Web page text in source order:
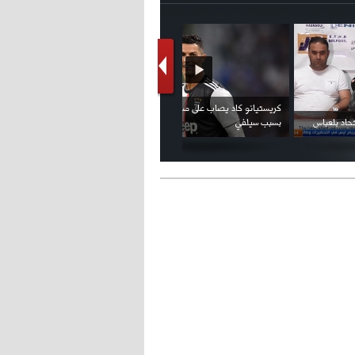
فيديو الإعلان الرسمي عن شعار بطولة كأس
العالم FIFA قطر 2022